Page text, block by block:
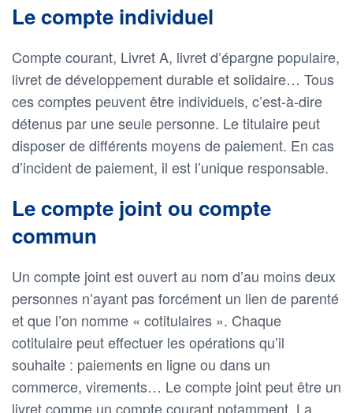
Le compte individuel
Compte courant, Livret A, livret d’épargne populaire,
livret de développement durable et solidaire… Tous
ces comptes peuvent être individuels, c’est-à-dire
détenus par une seule personne. Le titulaire peut
disposer de différents moyens de paiement. En cas
d’incident de paiement, il est l’unique responsable.
Le compte joint ou compte
commun
Un compte joint est ouvert au nom d’au moins deux
personnes n’ayant pas forcément un lien de parenté
et que l’on nomme « cotitulaires ». Chaque
cotitulaire peut effectuer les opérations qu’il
souhaite : paiements en ligne ou dans un
commerce, virements… Le compte joint peut être un
livret comme un compte courant notamment. La